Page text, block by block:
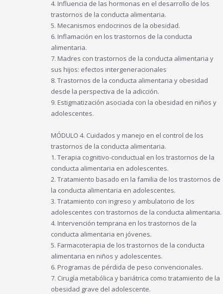
4. Influencia de las hormonas en el desarrollo de los
trastornos de la conducta alimentaria.
5. Mecanismos endocrinos de la obesidad.
6. Inflamación en los trastornos de la conducta
alimentaria.
7. Madres con trastornos de la conducta alimentaria y
sus hijos: efectos intergeneracionales
8. Trastornos de la conducta alimentaria y obesidad
desde la perspectiva de la adicción.
9. Estigmatización asociada con la obesidad en niños y
adolescentes.
MÓDULO 4. Cuidados y manejo en el control de los
trastornos de la conducta alimentaria.
1. Terapia cognitivo-conductual en los trastornos de la
conducta alimentaria en adolescentes.
2. Tratamiento basado en la familia de los trastornos de
la conducta alimentaria en adolescentes.
3. Tratamiento con ingreso y ambulatorio de los
adolescentes con trastornos de la conducta alimentaria.
4. Intervención temprana en los trastornos de la
conducta alimentaria en jóvenes.
5. Farmacoterapia de los trastornos de la conducta
alimentaria en niños y adolescentes.
6. Programas de pérdida de peso convencionales.
7. Cirugía metabólica y bariátrica como tratamiento de la
obesidad grave del adolescente.